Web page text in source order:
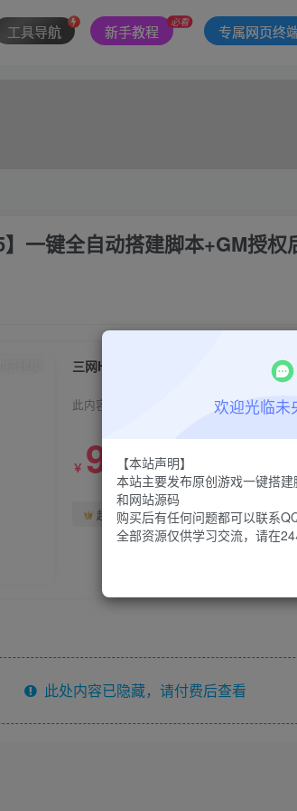
工具导航 新手教程
必看
专属网页终
一键全自动搭建脚本+GM授
此内容为付费阅读，请付费后查看
￥ 9.9 ￥30
超级会员 ￥5 至尊会员￥1
此处内容已隐藏，请付费后查看
欢迎光临未
【本站声明】
本站主要发布原创游戏一键搭
和网站源码
购买后有任何问题都可以联系
全部资源仅供学习交流，请在